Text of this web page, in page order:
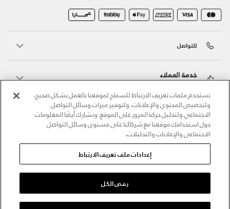
للتواصل
خدمة العملاء
حول أندر آرمر
أندر آرمر على الشبكات الاجتماعية
نستخدم ملفات تعريف الارتباط للسماح لموقعنا بالعمل بشكل صحيح،
ولتخصيص المحتوى والإعلانات، ولتوفير ميزات وسائل التواصل
الاجتماعي ولتحليل حركة المرور على الموقع. ونشارك أيضًا المعلومات
حول استخدامك موقعنا مع شركائنا على مستوى وسائل التواصل
الاجتماعي والإعلانات والتحليلات.
إعدادات ملف تعريف الارتباط
رفض الكل